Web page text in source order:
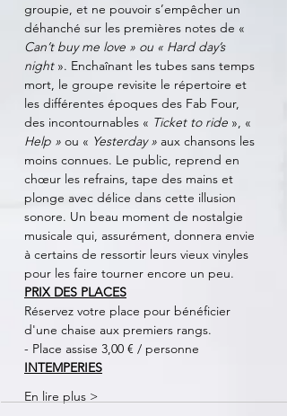
groupie, et ne pouvoir s’empêcher un
déhanché sur les premières notes de «
Can’t buy me love » ou « Hard day’s
night ». Enchaînant les tubes sans temps
mort, le groupe revisite le répertoire et
les différentes époques des Fab Four,
des incontournables « Ticket to ride », «
Help » ou « Yesterday » aux chansons les
moins connues. Le public, reprend en
chœur les refrains, tape des mains et
plonge avec délice dans cette illusion
sonore. Un beau moment de nostalgie
musicale qui, assurément, donnera envie
à certains de ressortir leurs vieux vinyles
pour les faire tourner encore un peu.
PRIX DES PLACES
Réservez votre place pour bénéficier
d'une chaise aux premiers rangs.
- Place assise 3,00 € / personne
INTEMPERIES
En lire plus >